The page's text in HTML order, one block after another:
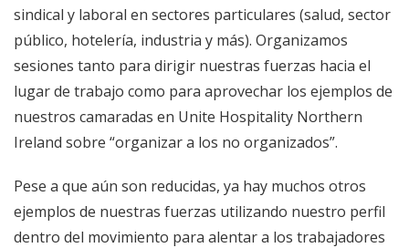
sindical y laboral en sectores particulares (salud, sector
público, hotelería, industria y más). Organizamos
sesiones tanto para dirigir nuestras fuerzas hacia el
lugar de trabajo como para aprovechar los ejemplos de
nuestros camaradas en Unite Hospitality Northern
Ireland sobre “organizar a los no organizados”.
Pese a que aún son reducidas, ya hay muchos otros
ejemplos de nuestras fuerzas utilizando nuestro perfil
dentro del movimiento para alentar a los trabajadores